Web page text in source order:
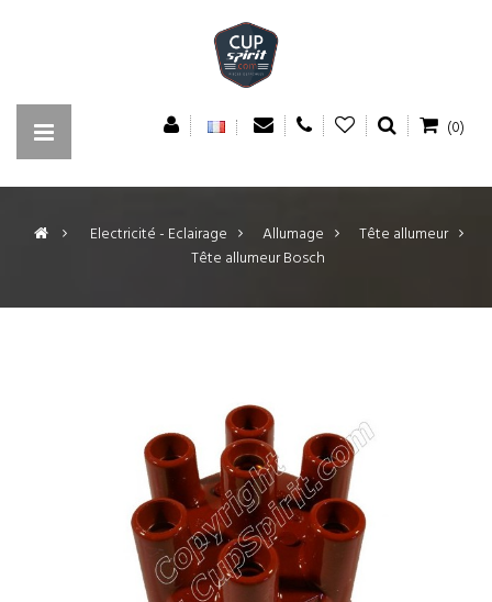
(0)
> Electricité - Eclairage > Allumage >
Tête allumeur
Tête allumeur Bosch